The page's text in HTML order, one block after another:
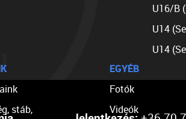
U16/B
U14
U14
stáb,
EGYÉB
Fotók
Videók